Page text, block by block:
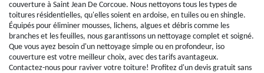
couverture à Saint Jean De Corcoue. Nous nettoyons tous les types de
toitures résidentielles, qu'elles soient en ardoise, en tuiles ou en shingle.
Équipés pour éliminer mousses, lichens, algues et débris comme les
branches et les feuilles, nous garantissons un nettoyage complet et soigné.
Que vous ayez besoin d'un nettoyage simple ou en profondeur, iso
couverture est votre meilleur choix, avec des tarifs avantageux.
Contactez-nous pour raviver votre toiture! Profitez d'un devis gratuit sans